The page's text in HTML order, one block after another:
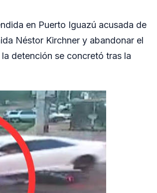
en Puerto Iguazú acusada de
Néstor Kirchner y abandonar el
detención se concretó tras la